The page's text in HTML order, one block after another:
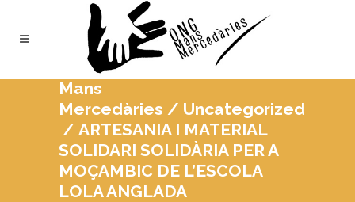
Mans
Mercedàries / Uncategorized
/ ARTESANIA I MATERIAL
SOLIDARI SOLIDÀRIA PER A
MOÇAMBIC DE L’ESCOLA
LOLA ANGLADA